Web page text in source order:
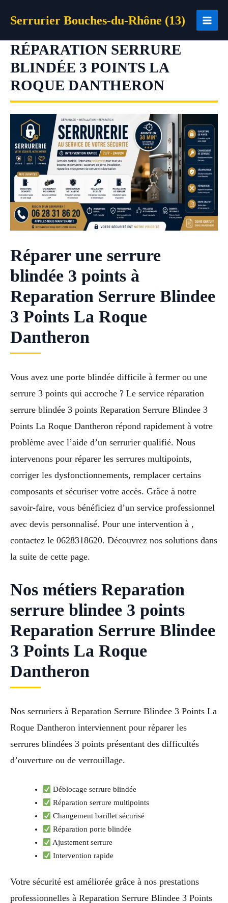
Serrurier Bouches-du-Rhône (13)
RÉPARATION SERRURE
BLINDÉE 3 POINTS LA
ROQUE DANTHERON
Réparer une serrure
blindée 3 points à
Reparation Serrure Blindee
3 Points La Roque
Dantheron
Vous avez une porte blindée difficile à fermer ou une
serrure 3 points qui accroche ? Le service réparation
serrure blindée 3 points Reparation Serrure Blindee 3
Points La Roque Dantheron répond rapidement à votre
problème avec l’aide d’un serrurier qualifié. Nous
intervenons pour réparer les serrures multipoints,
corriger les dysfonctionnements, remplacer certains
composants et sécuriser votre accès. Grâce à notre
savoir-faire, vous bénéficiez d’un service professionnel
avec devis personnalisé. Pour une intervention à ,
contactez le 0628318620. Découvrez nos solutions dans
la suite de cette page.
Nos métiers Reparation
serrure blindee 3 points
Reparation Serrure Blindee
3 Points La Roque
Dantheron
Nos serruriers à Reparation Serrure Blindee 3 Points La
Roque Dantheron interviennent pour réparer les
serrures blindées 3 points présentant des difficultés
d’ouverture ou de verrouillage.
Déblocage serrure blindée
Réparation serrure multipoints
Changement barillet sécurisé
Réparation porte blindée
Ajustement serrure
Intervention rapide
Votre sécurité est améliorée grâce à nos prestations
professionnelles à Reparation Serrure Blindee 3 Points